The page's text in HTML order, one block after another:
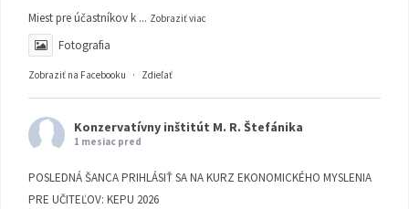
Miest pre účastníkov k ... Zobraziť viac
Fotografia
Zobraziť na Facebooku · Zdieľať
Konzervatívny inštitút M. R. Štefánika
1 mesiac pred
POSLEDNÁ ŠANCA PRIHLÁSIŤ SA NA KURZ EKONOMICKÉHO MYSLENIA
PRE UČITEĽOV: KEPU 2026